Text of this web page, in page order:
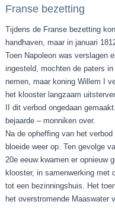
Franse bezetting
Tijdens de Franse bezetting
handhaven, maar in januari
Toen Napoleon was verslagen
ingesteld, mochten de paters
nemen, maar koning Willem I
het klooster langzaam
II dit verbod ongedaan
bejaarde – monniken over.
Na de opheffing van het
bloeide weer op. Ten gevolge
20e eeuw kwamen er opnieuw
klooster, in samenwerking met
tot een bezinningshuis. Het
het overstromende Maaswater